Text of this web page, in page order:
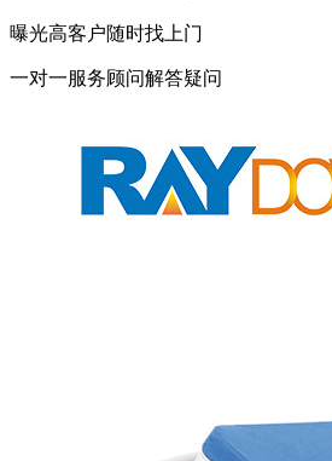
曝光高客户随时找上门
一对一服务顾问解答疑问